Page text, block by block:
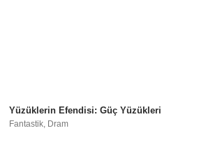
Yüzüklerin Efendisi: Güç Yüzükleri
Fantastik, Dram